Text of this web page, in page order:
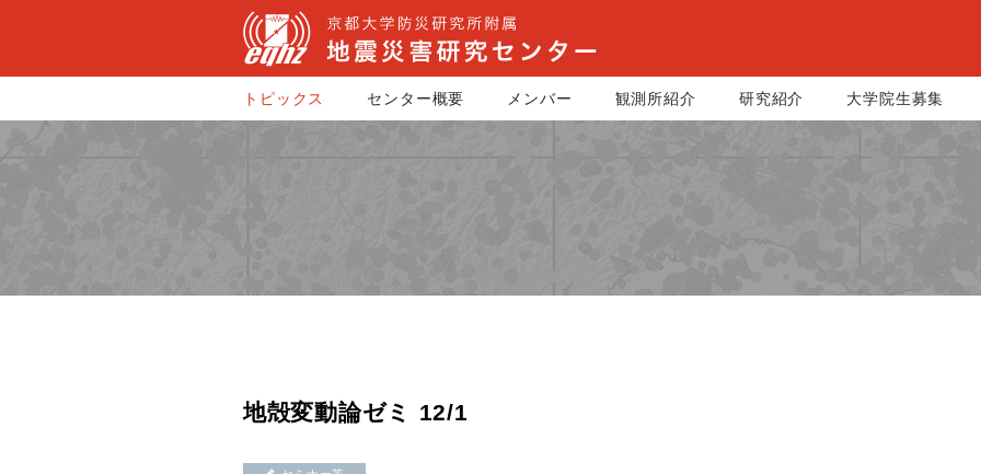
トピックス センター概要 メンバー 観測所紹介 研究紹介 大学院生募集
地殻変動論ゼミ 12/1